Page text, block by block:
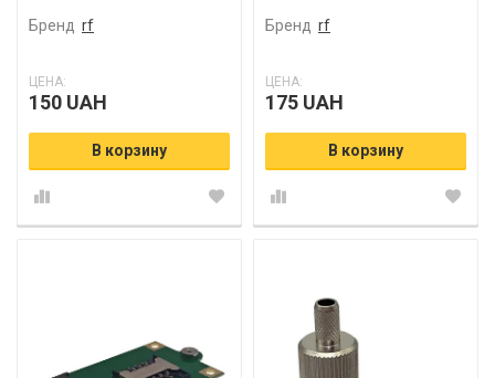
Бренд rf
ЦЕНА:
150 UAH
В корзину
Бренд rf
ЦЕНА:
175 UAH
В корзину